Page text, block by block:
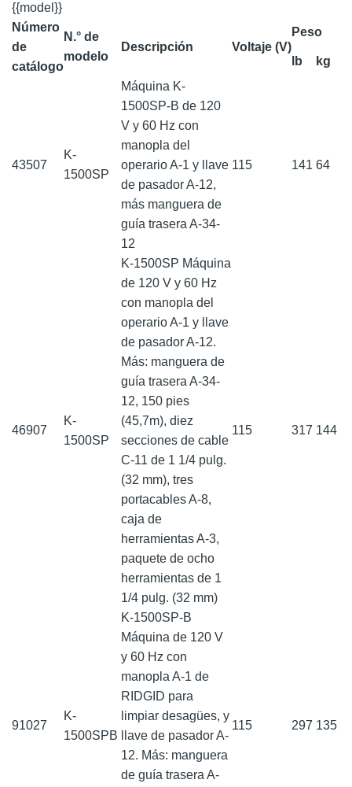
{{model}}
Número
de
catálogo
N.° de
modelo
Descripción Voltaje (V)
Peso
lb kg
43507
K-
1500SP
Máquina K-
1500SP-B de 120
V y 60 Hz con
manopla del
operario A-1 y llave
de pasador A-12,
más manguera de
guía trasera A-34-
12
115 141 64
46907
K-
1500SP
K-1500SP Máquina
de 120 V y 60 Hz
con manopla del
operario A-1 y llave
de pasador A-12.
Más: manguera de
guía trasera A-34-
12, 150 pies
(45,7m), diez
secciones de cable
C-11 de 1 1/4 pulg.
(32 mm), tres
portacables A-8,
caja de
herramientas A-3,
paquete de ocho
herramientas de 1
1/4 pulg. (32 mm)
115 317 144
91027
K-
1500SPB
K-1500SP-B
Máquina de 120 V
y 60 Hz con
manopla A-1 de
RIDGID para
limpiar desagües, y
llave de pasador A-
12. Más: manguera
de guía trasera A-
115 297 135